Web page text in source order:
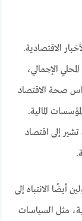
الاقتصادية.
الإجمالي،
صحة الاقتصاد
المالية.
تشير إلى اقتصاد
أيضًا الانتباه إلى
مثل السياسات